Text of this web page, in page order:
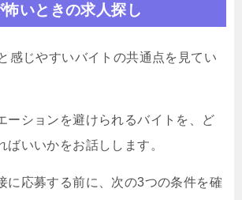
いときの求人探し
感じやすいバイトの共通点を見てい
ーションを避けられるバイトを、ど
ばいいかをお話しします。
に応募する前に、次の3つの条件を確